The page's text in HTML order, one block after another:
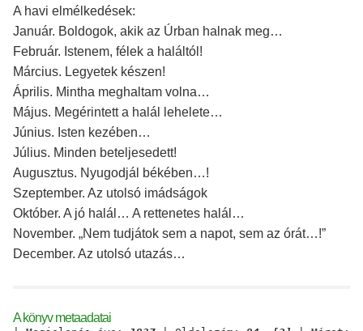
A havi elmélkedések:
Január. Boldogok, akik az Úrban halnak meg…
Február. Istenem, félek a haláltól!
Március. Legyetek készen!
Április. Mintha meghaltam volna…
Május. Megérintett a halál lehelete…
Június. Isten kezében…
Július. Minden beteljesedett!
Augusztus. Nyugodjál békében…!
Szeptember. Az utolsó imádságok
Október. A jó halál… A rettenetes halál…
November. „Nem tudjátok sem a napot, sem az órát…!”
December. Az utolsó utazás…
A könyv metaadatai